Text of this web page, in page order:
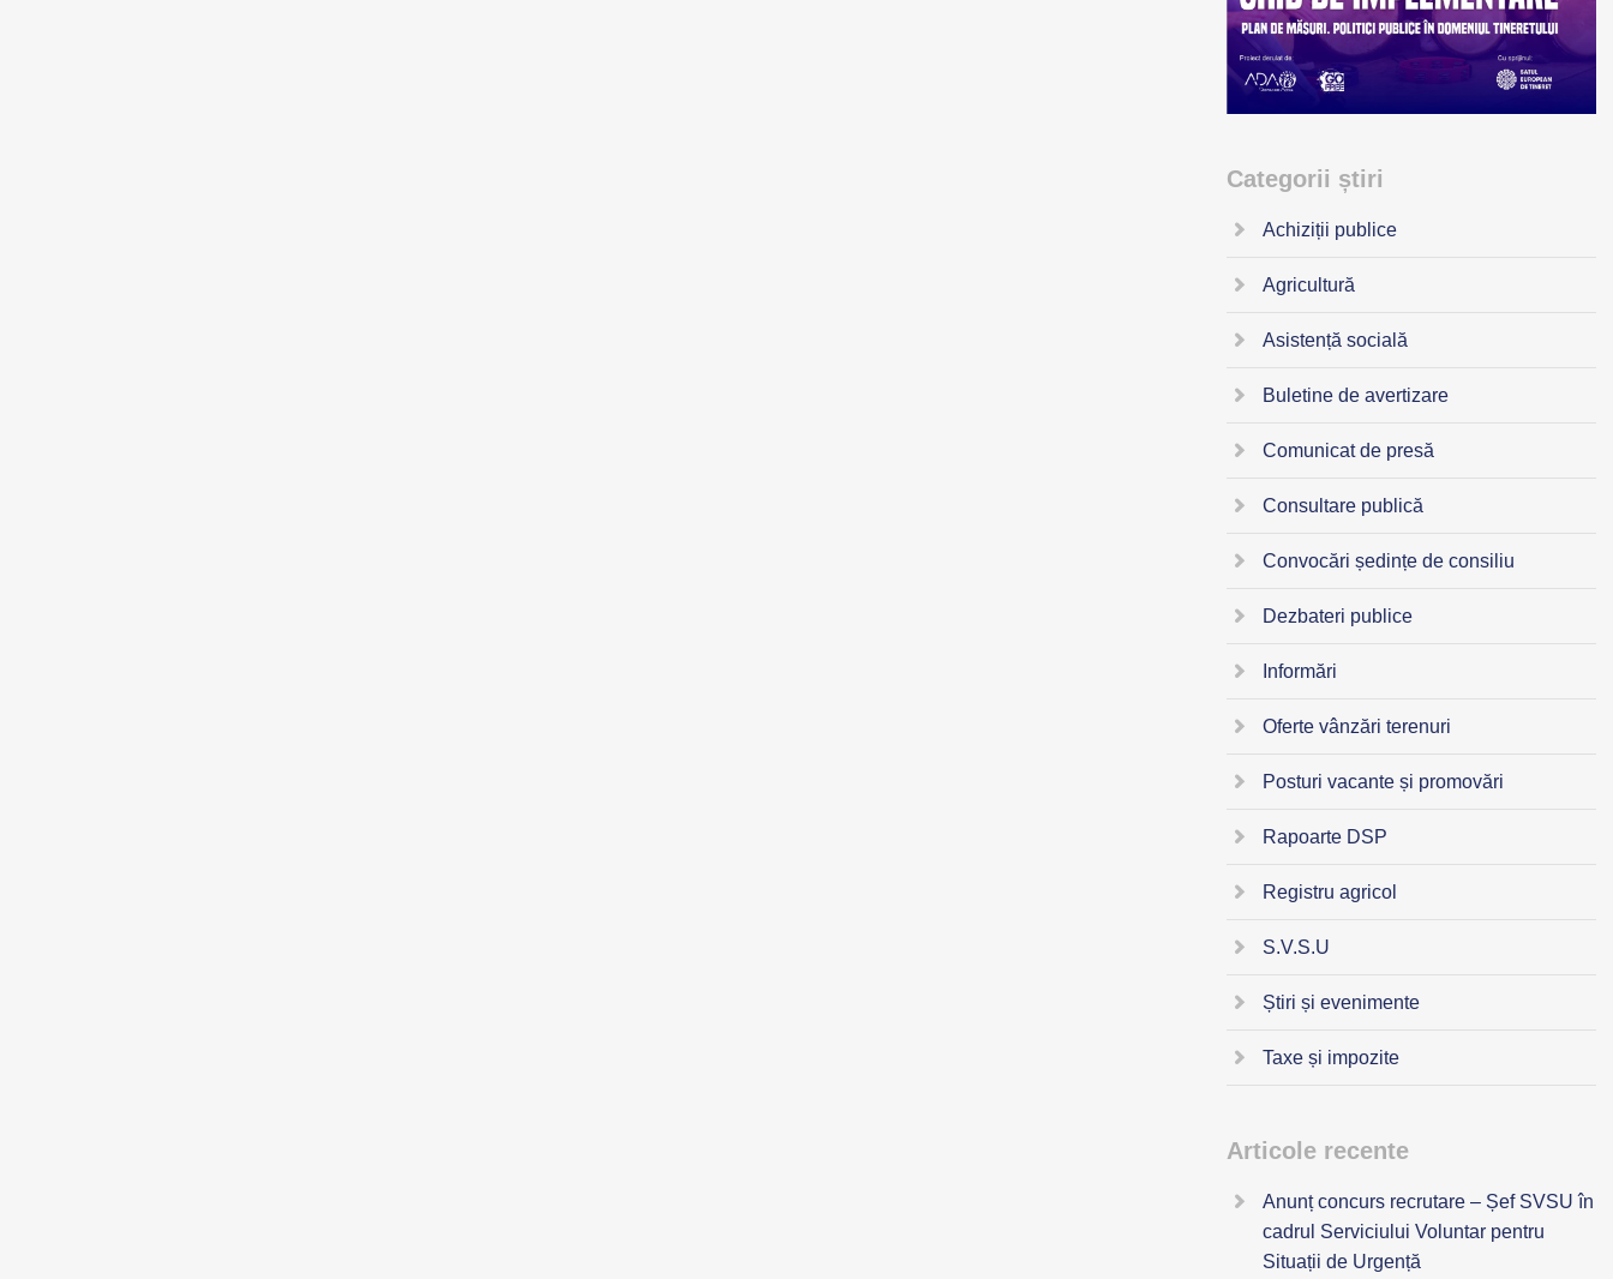
Categorii știri
Achiziții publice
Agricultură
Asistență socială
Buletine de avertizare
Comunicat de presă
Consultare publică
Convocări ședințe de consiliu
Dezbateri publice
Informări
Oferte vânzări terenuri
Posturi vacante și promovări
Rapoarte DSP
Registru agricol
S.V.S.U
Știri și evenimente
Taxe și impozite
Articole recente
Anunț concurs recrutare – Șef SVSU în
cadrul Serviciului Voluntar pentru
Situații de Urgență